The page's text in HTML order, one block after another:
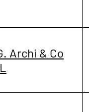
Archi & Co